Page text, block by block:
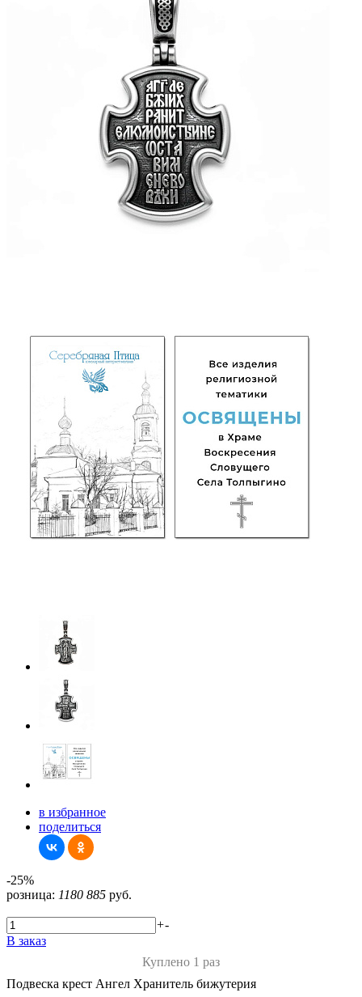
в избранное
поделиться
-25%
розница: 1180 885 руб.
+-
В заказ
Куплено 1 раз
Подвеска крест Ангел Хранитель бижутерия